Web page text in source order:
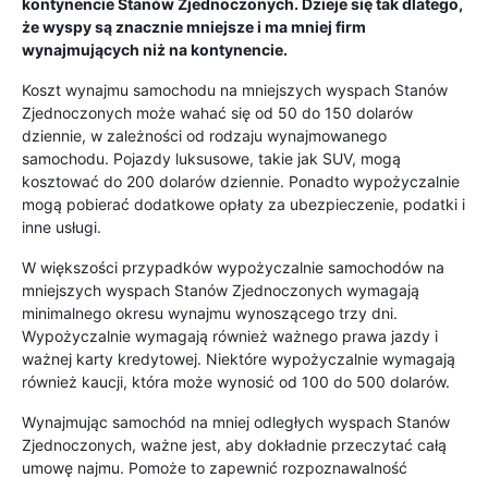
kontynencie Stanów Zjednoczonych. Dzieje się tak dlatego,
że wyspy są znacznie mniejsze i ma mniej firm
wynajmujących niż na kontynencie.
Koszt wynajmu samochodu na mniejszych wyspach Stanów
Zjednoczonych może wahać się od 50 do 150 dolarów
dziennie, w zależności od rodzaju wynajmowanego
samochodu. Pojazdy luksusowe, takie jak SUV, mogą
kosztować do 200 dolarów dziennie. Ponadto wypożyczalnie
mogą pobierać dodatkowe opłaty za ubezpieczenie, podatki i
inne usługi.
W większości przypadków wypożyczalnie samochodów na
mniejszych wyspach Stanów Zjednoczonych wymagają
minimalnego okresu wynajmu wynoszącego trzy dni.
Wypożyczalnie wymagają również ważnego prawa jazdy i
ważnej karty kredytowej. Niektóre wypożyczalnie wymagają
również kaucji, która może wynosić od 100 do 500 dolarów.
Wynajmując samochód na mniej odległych wyspach Stanów
Zjednoczonych, ważne jest, aby dokładnie przeczytać całą
umowę najmu. Pomoże to zapewnić rozpoznawalność